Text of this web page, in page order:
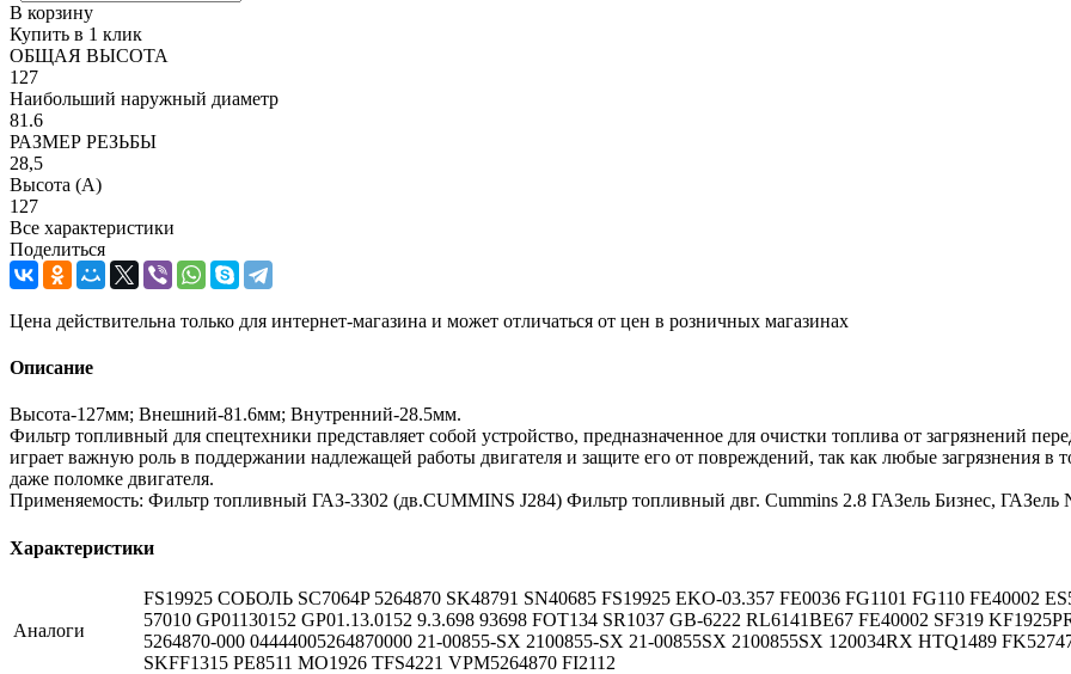
В корзину
Купить в 1 клик
ОБЩАЯ ВЫСОТА
127
Наибольший наружный диаметр
81.6
РАЗМЕР РЕЗЬБЫ
28,5
Высота (А)
127
Все характеристики
Поделиться
Цена действительна только для интернет-магазина и может отличаться от цен в розничных магазинах
Описание
Высота-127мм; Внешний-81.6мм; Внутренний-28.5мм.
Фильтр топливный для спецтехники представляет собой устройство, предназначенное для очистки топлива от загрязнений
играет важную роль в поддержании надлежащей работы двигателя и защите его от повреждений, так как любые загрязнения
даже поломке двигателя.
Применяемость: Фильтр топливный ГАЗ-3302 (дв.CUMMINS J284) Фильтр топливный двг. Cummins 2.8 ГАЗель Бизнес, ГАЗель
Характеристики
Аналоги
FS19925 СОБОЛЬ SC7064P 5264870 SK48791 SN40685 FS19925 EKO-03.357 FE0036 FG1101 FG110 FE40002
57010 GP01130152 GP01.13.0152 9.3.698 93698 FOT134 SR1037 GB-6222 RL6141BE67 FE40002 SF319
5264870-000 04444005264870000 21-00855-SX 2100855-SX 21-00855SX 2100855SX 120034RX HTQ1489
SKFF1315 PE8511 MO1926 TFS4221 VPM5264870 FI2112